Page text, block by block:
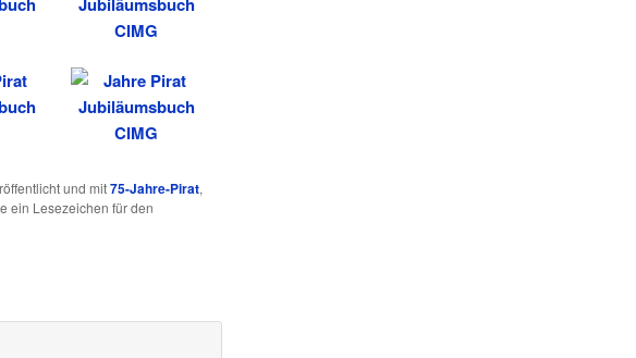
und mit75-Jahre-Pirat,
ein Lesezeichen für den